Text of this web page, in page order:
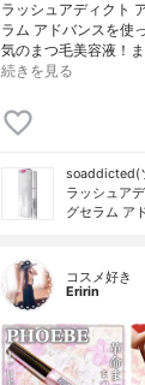
ラッシュアディクト
ラム アドバンスを使
気のまつ毛美容液！
続きを見る
soaddicted(
ラッシュア
グセラム ア
コスメ好き
Eririn